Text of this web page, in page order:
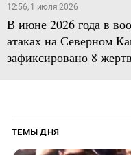
12:56, 1 июля 2026
В июне 2026 года в
атаках на Северном
зафиксировано 8 жертв
ТЕМЫ ДНЯ